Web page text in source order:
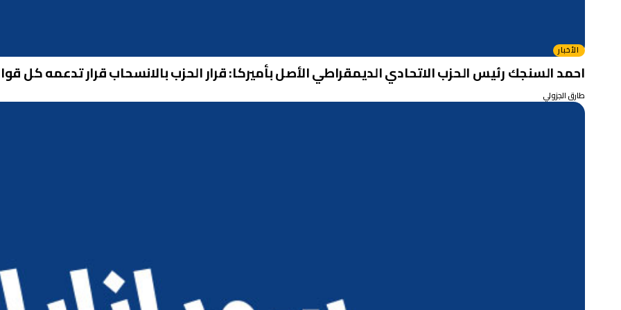
الأخبار
احمد السنجك رئيس الحزب الاتحادي الديمقراطي الأصل بأميركا: قرار الحزب بالانسحاب قرار تدعمه كل
طارق الجزولي